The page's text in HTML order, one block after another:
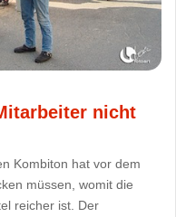
nicht
Kombiton hat vor dem
müssen, womit die
reicher ist. Der